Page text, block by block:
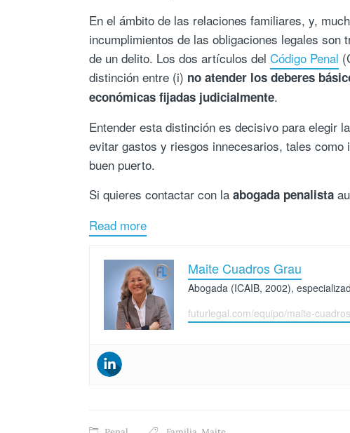
En el ámbito de las relaciones familiares, y,
incumplimientos de las obligaciones legales
de un delito. Los dos artículos del Código Penal
distinción entre (i) no atender los deberes
económicas fijadas judicialmente.
Entender esta distinción es decisivo para elegir
evitar gastos y riesgos innecesarios, tales
buen puerto.
Si quieres contactar con la abogada penalista
Read more
Maite Cuadros Grau
Abogada (ICAIB, 2002),
futurlegal.com/equipo/maite-